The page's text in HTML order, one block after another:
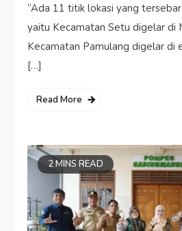
“Ada 11 titik lokasi yang
yaitu Kecamatan Setu digelar di
Kecamatan Pamulang digelar di
[…]
Read More
2 MINS READ